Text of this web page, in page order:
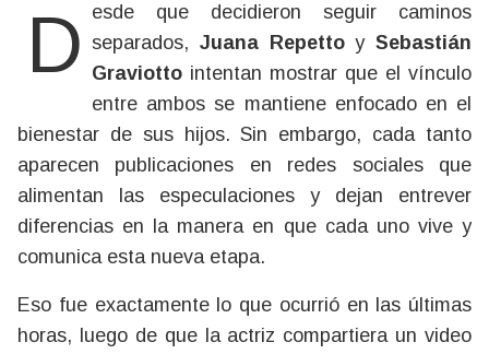
Desde que decidieron seguir caminos separados, Juana Repettoy Sebastián
Graviotto intentan mostrar que el vínculo
entre ambos se mantiene enfocado en el
bienestar de sus hijos. Sin embargo, cada tanto
aparecen publicaciones en redes sociales que
alimentan las especulaciones y dejan entrever
diferencias en la manera en que cada uno vive y
comunica esta nueva etapa.
Eso fue exactamente lo que ocurrió en las últimas
horas, luego de que la actriz compartiera un video